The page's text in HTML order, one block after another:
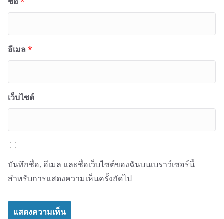
อีเมล *
เว็บไซต์
บันทึกชื่อ, อีเมล และชื่อเว็บไซต์ของฉันบนเบราว์เซอร์นี้
สำหรับการแสดงความเห็นครั้งถัดไป